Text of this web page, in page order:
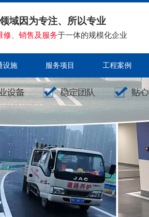
域因为专注、所以专业
修、销售及服务于一体的规模化企业
设施 服务项目 工程案例